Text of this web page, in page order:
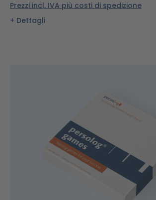
Prezzi incl. IVA più costi di spedizione
Dettagli